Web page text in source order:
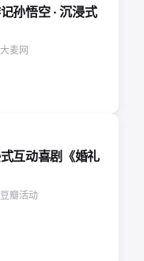
孙悟空 · 沉浸式
大麦网
互动喜剧《婚礼
豆瓣活动